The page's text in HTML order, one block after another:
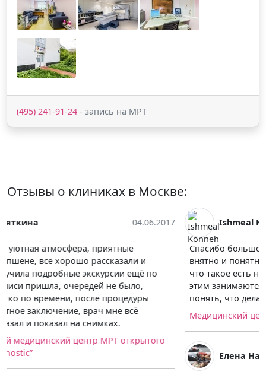
(495) 241-91-24 - запись на МРТ
Отзывы о клиниках в Москве:
14.06.2017
Спасибо большое тем врачам, которые нормально,
внятно и понятно, без обилия терминов объясняют,
что такое есть на снимке и что с этим делать. Не все
этим занимаются. :) Понимание успокаивает и дает
понять, что делать дальше.
Медицинский центр КЛИНИКА+31 на Лобачевского
09.05.2017